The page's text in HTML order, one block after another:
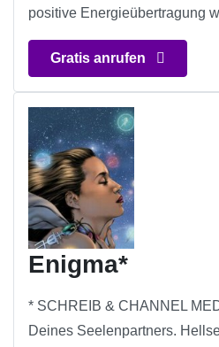
positive Energieübertragung
Gratis anrufen
Enigma*
* SCHREIB & CHANNEL
Deines Seelenpartners.